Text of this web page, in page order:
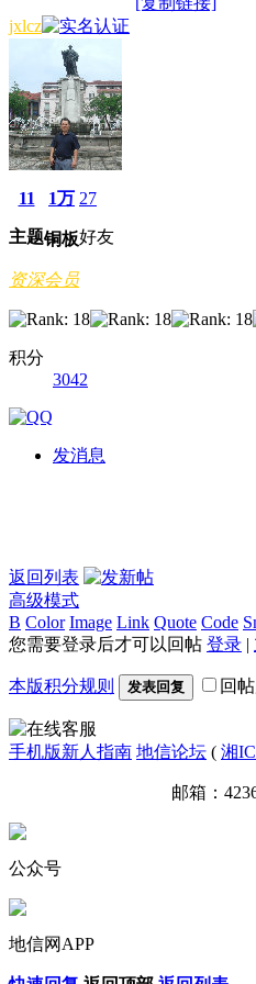
jxlcz
11
主题
1万
铜板
27
好友
资深会员
积分
3042
发消息
返回列表
高级模式
B Color Image Link Quote Code
您需要登录后才可以回帖 登录 |
本版积分规则 发表回复 回
手机版新人指南 地信论坛 ( 湘
邮箱：
公众号
地信网APP